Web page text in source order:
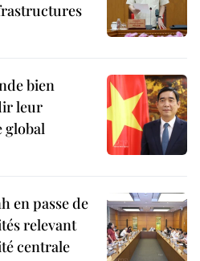
bien
leur
global
en passe de
relevant
centrale